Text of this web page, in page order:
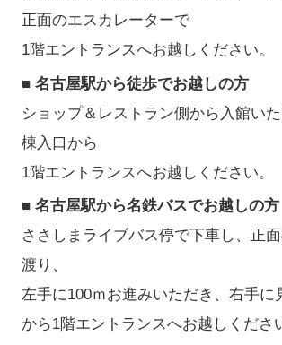
正面のエスカレーターで
1階エントランスへお越しください。
■ 名古屋駅から徒歩でお越しの方
ショップ＆レストラン側から入館い
棟入口から
1階エントランスへお越しください。
■ 名古屋駅から名鉄バスでお越しの方
ささしまライブバス停で下車し、正
渡り、
左手に100ｍお進みいただき、右手に
から1階エントランスへお越しくださ